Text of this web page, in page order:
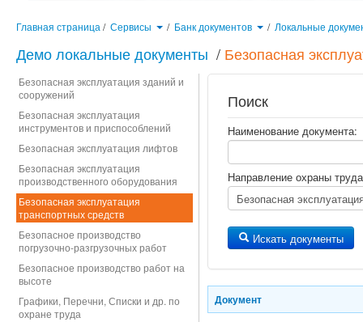
Главная страница / Сервисы / Банк документов / Локальные
Демо локальные документы / Безопасная
Безопасная эксплуатация зданий и
сооружений
Безопасная эксплуатация
инструментов и приспособлений
Безопасная эксплуатация лифтов
Безопасная эксплуатация
производственного оборудования
Безопасная эксплуатация
транспортных средств
Безопасное производство
погрузочно-разгрузочных работ
Безопасное производство работ на
высоте
Графики, Перечни, Списки и др. по
охране труда
Поиск
Наименование документа:
Направление охраны
Искать документы
Документ